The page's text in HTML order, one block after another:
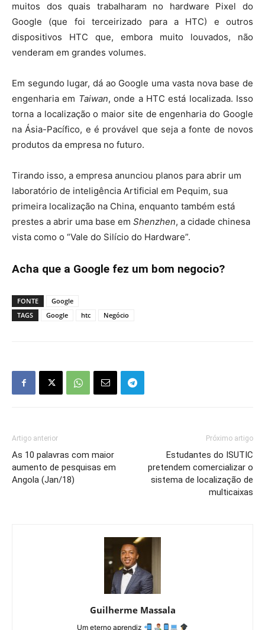
muitos dos quais trabalharam no hardware Pixel do
Google (que foi terceirizado para a HTC) e outros
dispositivos HTC que, embora muito louvados, não
venderam em grandes volumes.
Em segundo lugar, dá ao Google uma vasta nova base de
engenharia em Taiwan, onde a HTC está localizada. Isso
torna a localização o maior site de engenharia do Google
na Ásia-Pacífico, e é provável que seja a fonte de novos
produtos da empresa no futuro.
Tirando isso, a empresa anunciou planos para abrir um
laboratório de inteligência Artificial em Pequim, sua
primeira localização na China, enquanto também está
prestes a abrir uma base em Shenzhen, a cidade chinesa
vista como o “Vale do Silício do Hardware”.
Acha que a Google fez um bom negocio?
FONTE
Google
TAGS
Google htc Negócio
Artigo anterior
As 10 palavras com maior
aumento de pesquisas em
Angola (Jan/18)
Próximo artigo
Estudantes do ISUTIC
pretendem comercializar o
sistema de localização de
multicaixas
Guilherme Massala
Um eterno aprendiz